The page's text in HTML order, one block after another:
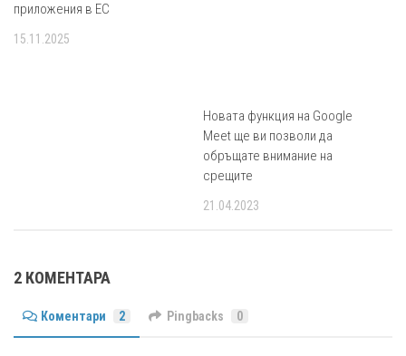
приложения в ЕС
15.11.2025
Новата функция на Google
Meet ще ви позволи да
обръщате внимание на
срещите
21.04.2023
2 КОМЕНТАРА
Коментари 2 Pingbacks 0